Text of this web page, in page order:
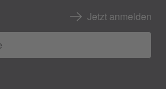
Jetzt anmelden